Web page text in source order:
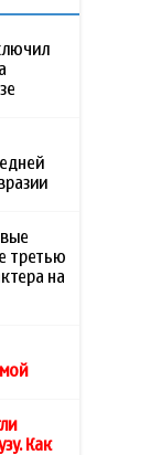
третью
на
Как